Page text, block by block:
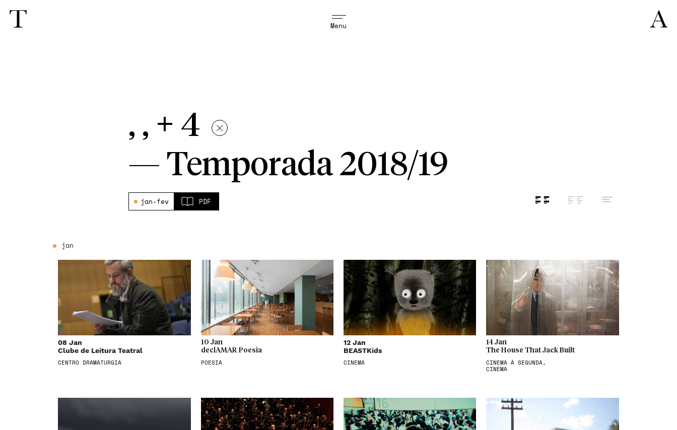
Menu
, , + 4
— Temporada 2018/19
jan-fev PDF
jan
08 Jan
Clube de Leitura Teatral
CENTRO DRAMATURGIA
10 Jan
declAMAR Poesia
POESIA
12 Jan
BEASTKids
CINEMA
14 Jan
The House That Jack Built
CINEMA À SEGUNDA,
CINEMA